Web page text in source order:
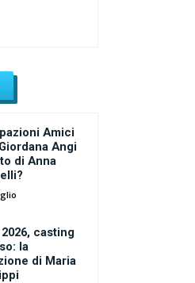
Amici
Angi
di Anna
casting
la
di Maria